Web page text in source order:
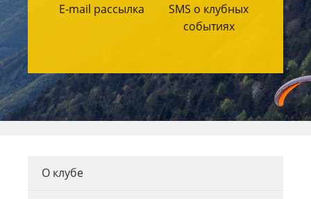
E-mail рассылка
SMS о клубных
событиях
О клубе